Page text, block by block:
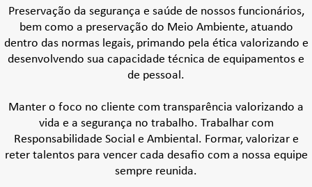
Preservação da segurança e saúde de nossos funcionários,
bem como a preservação do Meio Ambiente, atuando
dentro das normas legais, primando pela ética valorizando e
desenvolvendo sua capacidade técnica de equipamentos e
de pessoal.
Manter o foco no cliente com transparência valorizando a
vida e a segurança no trabalho. Trabalhar com
Responsabilidade Social e Ambiental. Formar, valorizar e
reter talentos para vencer cada desafio com a nossa equipe
sempre reunida.